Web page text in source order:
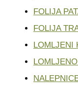
FOLIJA
FOLIJA
LOMLJENI